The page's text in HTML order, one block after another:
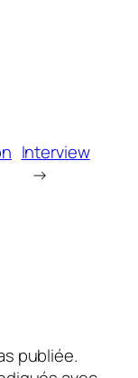
Interview
→
publiée.